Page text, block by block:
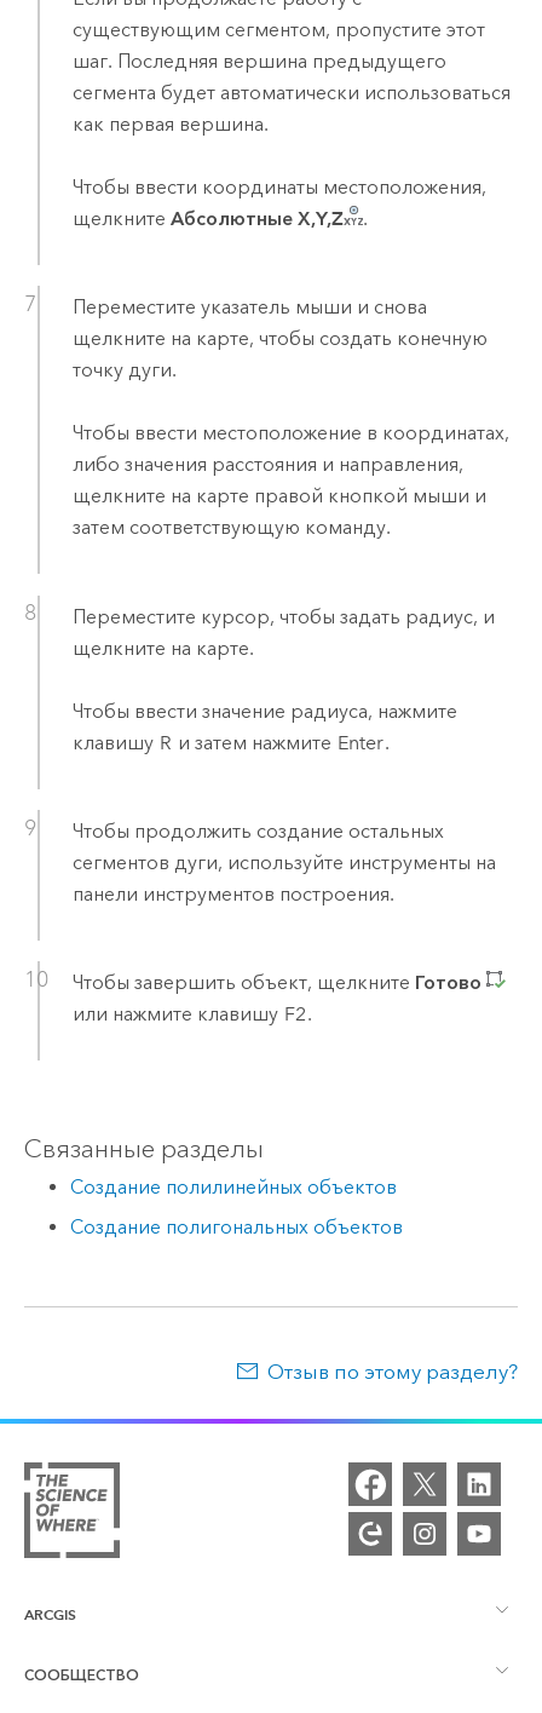
существующим сегментом, пропустите этот
шаг. Последняя вершина предыдущего
сегмента будет автоматически использоваться
как первая вершина.
Чтобы ввести координаты местоположения,
щелкните Абсолютные X,Y,Z .
Переместите указатель мыши и снова
щелкните на карте, чтобы создать конечную
точку дуги.
Чтобы ввести местоположение в координатах,
либо значения расстояния и направления,
щелкните на карте правой кнопкой мыши и
затем соответствующую команду.
Переместите курсор, чтобы задать радиус, и
щелкните на карте.
Чтобы ввести значение радиуса, нажмите
клавишу R и затем нажмите Enter.
Чтобы продолжить создание остальных
сегментов дуги, используйте инструменты на
панели инструментов построения.
Чтобы завершить объект, щелкните Готово
или нажмите клавишу F2.
Связанные разделы
Создание полилинейных объектов
Создание полигональных объектов
Отзыв по этому разделу?
ARCGIS
Обзор ArcGIS
СООБЩЕСТВО